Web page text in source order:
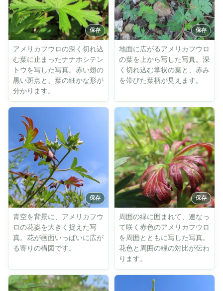
アメリカフウロの深く切れ込
む葉に止まったナナホシテン
トウを写した写真。赤い翅の
黒い斑点と、葉の細かな形が
分かります。
地面に広がるアメリカフウロ
の葉を上から写した写真。深
く切れ込む掌状の葉と、赤み
を帯びた葉柄が見えます。
青空を背景に、アメリカフウ
ロの花姿を大きく捉えた写
真。花が画面いっぱいに広が
る寄りの構図です。
周囲の緑に囲まれて、連なっ
て咲く赤色のアメリカフウロ
を周囲とともに写した写真。
花色と周囲の緑の対比が伝わ
ります。